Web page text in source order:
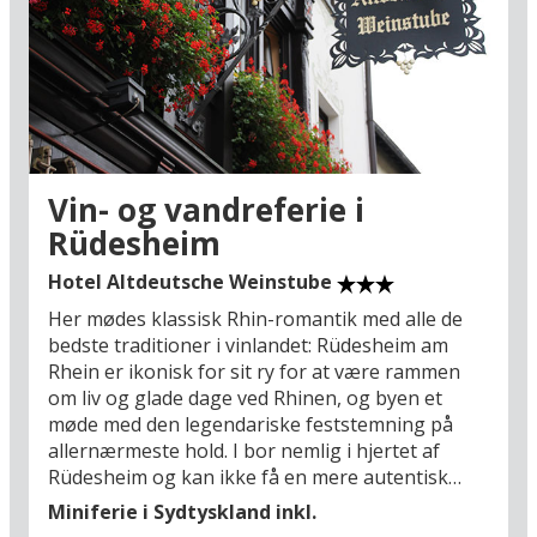
UNESCO-beskyttede Øvre Mellemrhindal. Herfra
kan I vandre til Jagdschloss Niederwald (3 km)
eller det monumentale Niederwalddenkmal (5
km), som troner højt over Rhinen med en
imponerende panoramaudsigt over floden,
vinmarkerne og de mange middelalderborge.
Når dagens oplevelser er slut, kan I vende
tilbage til hotellets wellnessafdeling med sauna
og mulighed for spa-behandlinger eller nyde et
godt måltid i restauranten, hvor regionale
råvarer og sæsonens smage spiller hovedrollen.
Fra hotellet er der desuden kun få kilometer til
den berømte vinby Rüdesheim (6 km), den
romantiske Drosselgasse (6 km) og St.
Hildegard-klosteret (6 km), mens Loreley-klippen
(23 km), Mainz (35 km) og Koblenz (65 km) er
oplagte udflugtsmål for dem, der ønsker at
udforske endnu mere af det legendariske
Rhinland.
Vin- og vandreferie i
Rüdesheim
Hotel Altdeutsche Weinstube
Her mødes klassisk Rhin-romantik med alle de
bedste traditioner i vinlandet: Rüdesheim am
Rhein er ikonisk for sit ry for at være rammen
om liv og glade dage ved Rhinen, og byen et
møde med den legendariske feststemning på
allernærmeste hold. I bor nemlig i hjertet af
Rüdesheim og kan ikke få en mere autentisk
indkvartering på jeres ferie end på Hotel
Altdeutsche Weinstube. Hotellet er smukt
Miniferie i Sydtyskland inkl.